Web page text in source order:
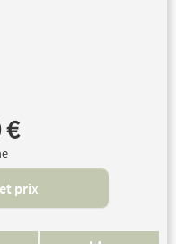
€
prix